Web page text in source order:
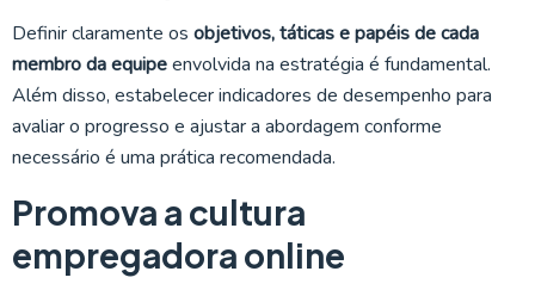
Definir claramente os objetivos, táticas e papéis de cada
membro da equipeenvolvida na estratégia é fundamental.
Além disso, estabelecer indicadores de desempenho para
avaliar o progresso e ajustar a abordagem conforme
necessário é uma prática recomendada.
Promova a cultura
empregadora online